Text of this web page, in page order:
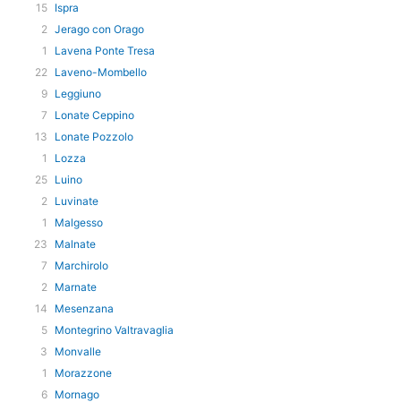
15 Ispra
2 Jerago con Orago
1
Lavena Ponte Tresa
22 Laveno-Mombello
9 Leggiuno
7
Lonate Ceppino
13
Lonate Pozzolo
1
Lozza
25 Luino
2 Luvinate
1
Malgesso
23
Malnate
7
Marchirolo
2 Marnate
14
Mesenzana
5 Montegrino Valtravaglia
3
Monvalle
1
Morazzone
6 Mornago